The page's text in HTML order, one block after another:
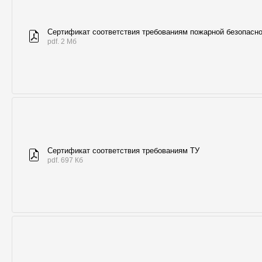
Сертификат соответствия требованиям пожарной
pdf. 2 Мб
Сертификат соответствия требованиям ТУ
pdf. 697 Кб